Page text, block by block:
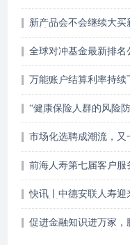
新产品会不会继续大
全球对冲基金最新排
万能账户结算利率持续
“健康保险人群的风险
市场化选聘成潮流，又
前海人寿第七届客户
快讯丨中德安联人寿
促进金融知识进万家